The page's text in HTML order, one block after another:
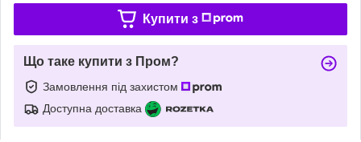
Купити з
Що таке купити з Пром?
Замовлення під захистом
Доступна доставка